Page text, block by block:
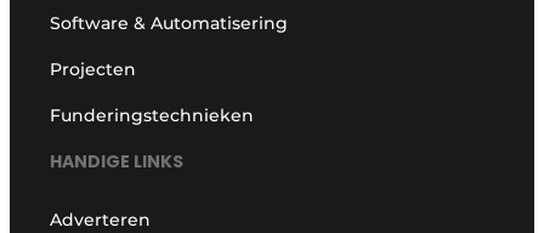
Software & Automatisering
Projecten
Funderingstechnieken
HANDIGE LINKS
Adverteren